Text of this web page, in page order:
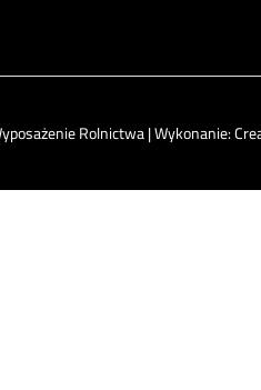
Rolnictwa | Wykonanie: